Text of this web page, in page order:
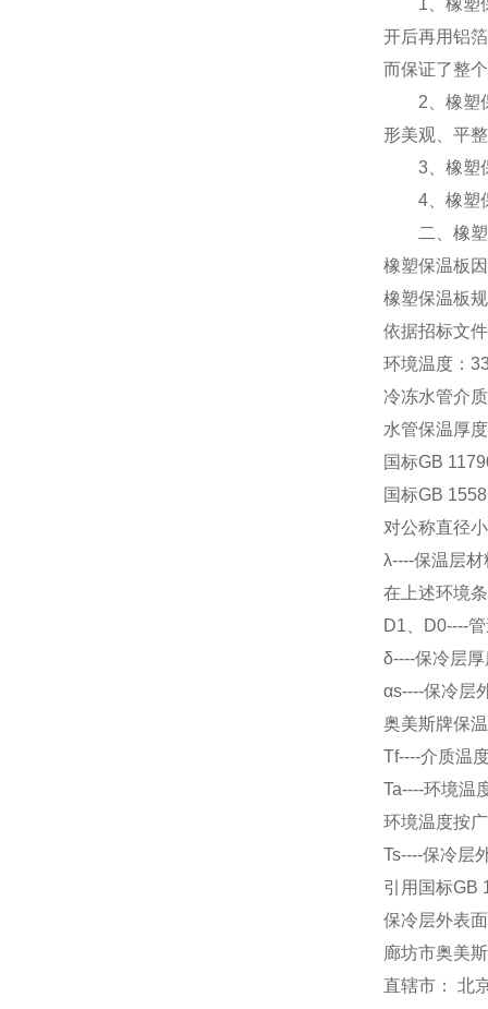
1、橡塑保
开后再用铝
而保证了整
2、橡塑保
形美观、平
3、橡塑保
4、橡塑保
二、橡塑
橡塑保温板
橡塑保温板
依据招标文
环境温度：
冷冻水管介
水管保温厚
国标GB
国标GB
对公称直径
λ----保温层
在上述环境
D1、D0----
δ----保冷层厚
αs----保冷层
奥美斯牌保
Tf----介质温
Ta----环境温
环境温度按
Ts----保冷层
引用国标GB
保冷层外表
廊坊市奥美
直辖市： 北